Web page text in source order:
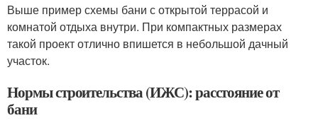
Выше пример схемы бани с открытой террасой и
комнатой отдыха внутри. При компактных размерах
такой проект отлично впишется в небольшой дачный
участок.
Нормы строительства (ИЖС): расстояние от
бани